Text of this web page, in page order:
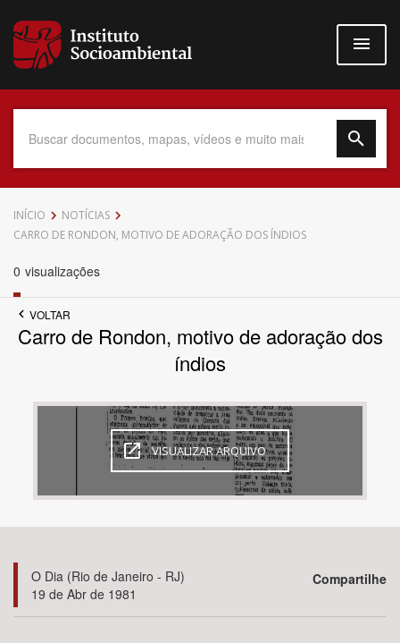
para
conteúdo
Data do Documento
Até
Área de Levantamento
INÍCIO
NOTÍCIAS
CARRO DE RONDON, MOTIVO DE ADORAÇÃO DOS ÍNDIOS
0 visualizações
VOLTAR
Carro de Rondon, motivo de adoração dos
índios
VISUALIZAR ARQUIVO
O Dia (Rio de Janeiro - RJ)
19 de Abr de 1981
Compartilhe